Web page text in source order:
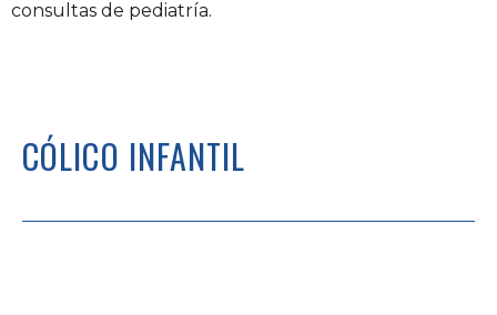
consultas de pediatría.
CÓLICO INFANTIL